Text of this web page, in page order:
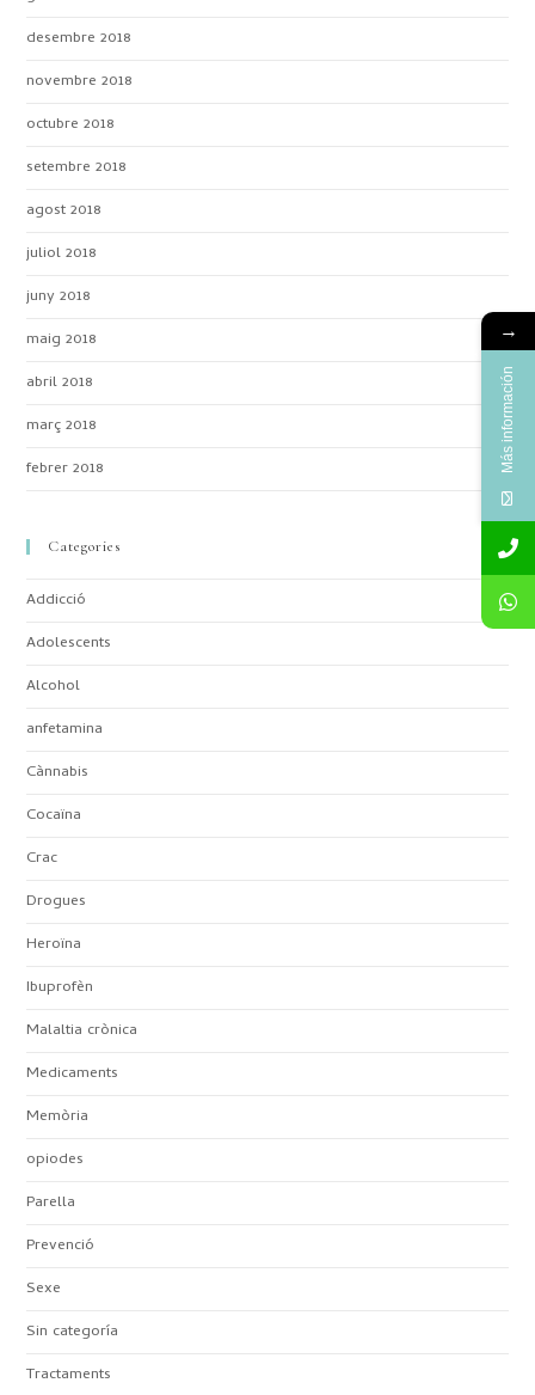
desembre 2018
novembre 2018
octubre 2018
setembre 2018
agost 2018
juliol 2018
juny 2018
maig 2018
abril 2018
març 2018
febrer 2018
Categories
Addicció
Adolescents
Alcohol
anfetamina
Cànnabis
Cocaïna
Crac
Drogues
Heroïna
Ibuprofèn
Malaltia crònica
Medicaments
Memòria
opiodes
Parella
Prevenció
Sexe
Sin categoría
Tractaments
→
Más información